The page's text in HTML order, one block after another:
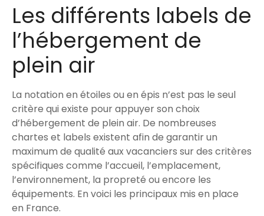
Les différents labels de
l’hébergement de
plein air
La notation en étoiles ou en épis n’est pas le seul
critère qui existe pour appuyer son choix
d’hébergement de plein air. De nombreuses
chartes et labels existent afin de garantir un
maximum de qualité aux vacanciers sur des critères
spécifiques comme l’accueil, l’emplacement,
l’environnement, la propreté ou encore les
équipements. En voici les principaux mis en place
en France.